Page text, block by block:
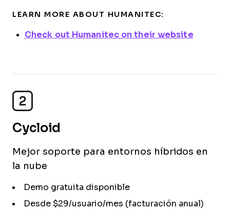
LEARN MORE ABOUT HUMANITEC:
Check out Humanitec on their website
2
Cycloid
Mejor soporte para entornos híbridos en
la nube
Demo gratuita disponible
Desde $29/usuario/mes (facturación anual)